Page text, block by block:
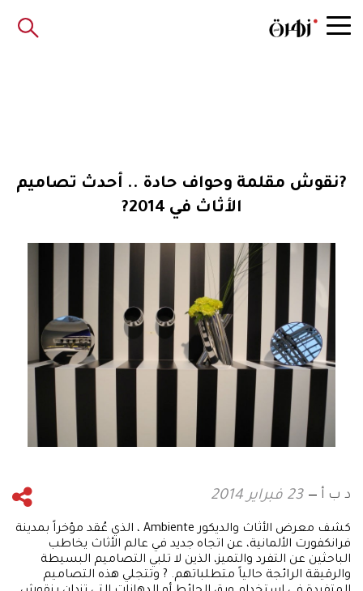
?نقوش مقلمة وحواف حادة .. أحدث تصاميم
الأثاث في 2014?
د ب أ 23 فبراير 2014
كشف معرض الأثاث والديكور Ambiente ، الذي عُقد مؤخراً بمدينة
فرانكفورت الألمانية، عن اتجاه جديد في عالم الأثاث يخاطب
الباحثين عن التفرد والتميز، الذين لا تلبي التصاميم البسيطة
والرقيقة الرائجة حالياً متطلباتهم. ? وتتجلي هذه التصاميم